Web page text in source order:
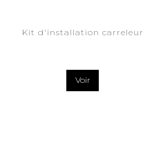
Kit d'installation carreleur
Voir